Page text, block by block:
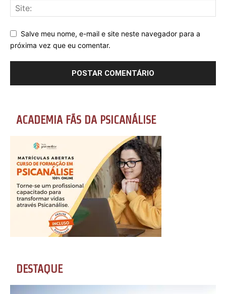
Salve meu nome, e-mail e site neste navegador para a
próxima vez que eu comentar.
ACADEMIA FÃS DA PSICANÁLISE
DESTAQUE